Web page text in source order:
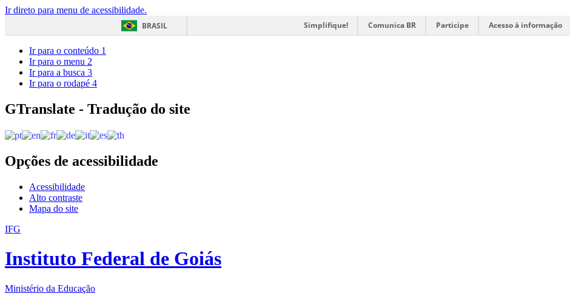
Ir direto para menu de acessibilidade.
BRASIL
Simplifique! Comunica BR Participe Acesso à informação
Ir para o conteúdo 1
Ir para o menu 2
Ir para a busca 3
Ir para o rodapé 4
GTranslate - Tradução do site
Opções de acessibilidade
Acessibilidade
Alto contraste
Mapa do site
IFG
Instituto Federal de Goiás
Ministério da Educação